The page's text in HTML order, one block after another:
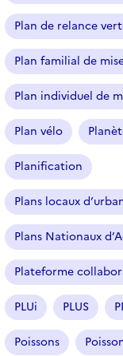
Plan de relance
Plan familial de
Plan individuel de
Plan vélo
Planification
Plans locaux
Plans Nationaux
Plateforme
PLUi PLUS
Poissons